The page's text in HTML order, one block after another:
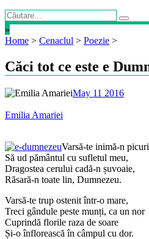
»
Home > Cenaclul > Poezie >
Căci tot ce este e
May 11 2016
Emilia Amariei
Varsă-te inimă-n
Să ud pământul cu sufletul meu,
Dragostea cerului cadă-n șuvoaie,
Răsară-n toate lin, Dumnezeu.
Varsă-te trup ostenit într-o mare,
Treci gândule peste munți, ca un nor
Cuprindă florile raza de soare
Și-o înflorească în câmpul cu dor.